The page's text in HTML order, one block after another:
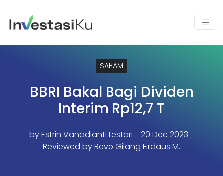
SAHAM
BBRI Bakal Bagi Dividen
Interim Rp12,7 T
byEstrin Vanadianti Lestari - 20 Dec 2023 -
Reviewed by Revo Gilang Firdaus M.